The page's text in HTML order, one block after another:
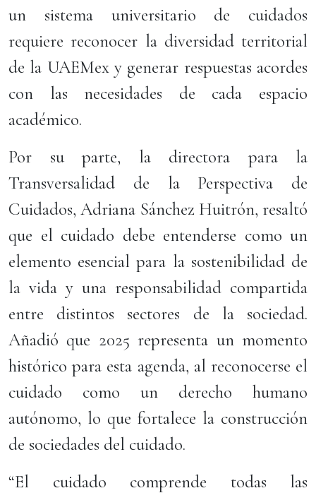
un sistema universitario de cuidados
requiere reconocer la diversidad territorial
de la UAEMex y generar respuestas acordes
con las necesidades de cada espacio
académico.
Por su parte, la directora para la
Transversalidad de la Perspectiva de
Cuidados, Adriana Sánchez Huitrón, resaltó
que el cuidado debe entenderse como un
elemento esencial para la sostenibilidad de
la vida y una responsabilidad compartida
entre distintos sectores de la sociedad.
Añadió que 2025 representa un momento
histórico para esta agenda, al reconocerse el
cuidado como un derecho humano
autónomo, lo que fortalece la construcción
de sociedades del cuidado.
“El cuidado comprende todas las